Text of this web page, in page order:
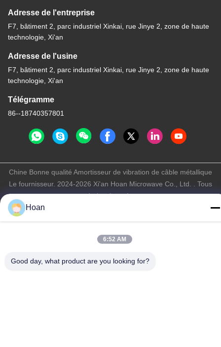
Adresse de l'entreprise
F7, bâtiment 2, parc industriel Xinkai, rue Jinye 2, zone de haute
technologie, Xi'an
Adresse de l'usine
F7, bâtiment 2, parc industriel Xinkai, rue Jinye 2, zone de haute
technologie, Xi'an
Télégramme
86--18740357801
Chine Bonne qualité Amortisseur de vibration de câble métallique
Le fournisseur. 2024-2026 Xi'an Hoan Microwave Co., Ltd. . Tous
droits réservés.
Hoan
6:52 AM
Good day, what product are you looking for?